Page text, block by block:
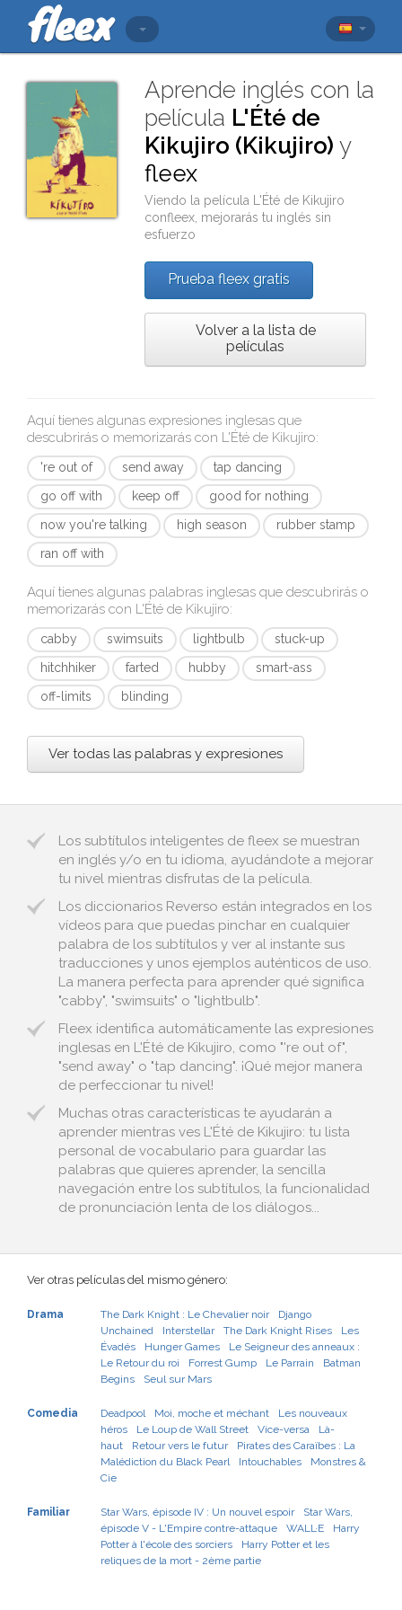
Aprende inglés con la
película L'Été de
Kikujiro (Kikujiro) y
fleex
Viendo la película
L'Été de Kikujiro
confleex , mejorarás tu inglés sin
esfuerzo
Prueba fleex gratis
Volver a la lista de
películas
Aquí tienes algunas expresiones inglesas que
descubrirás o memorizarás con L'Été de Kikujiro:
're out of send away
tap dancing
go off with
keep off
good for nothing
now you're talking
high season
rubber stamp
ran off with
Aquí tienes algunas palabras inglesas que descubrirás o
memorizarás con L'Été de Kikujiro:
cabby swimsuits lightbulb
stuck-up
hitchhiker
farted hubby
smart-ass
off-limits
blinding
Ver todas las palabras y expresiones
Los subtítulos inteligentes de fleex se muestran
en inglés y/o en tu idioma, ayudándote a mejorar
tu nivel mientras disfrutas de la película.
Los diccionarios Reverso están integrados en los
vídeos para que puedas pinchar en cualquier
palabra de los subtítulos y ver al instante sus
traducciones y unos ejemplos auténticos de uso.
La manera perfecta para aprender qué significa
"cabby", "swimsuits" o "lightbulb".
Fleex identifica automáticamente las expresiones
inglesas en L'Été de Kikujiro, como "'re out of",
"send away" o "tap dancing". ¡Qué mejor manera
de perfeccionar tu nivel!
Muchas otras características te ayudarán a
aprender mientras ves L'Été de Kikujiro: tu lista
personal de vocabulario para guardar las
palabras que quieres aprender, la sencilla
navegación entre los subtítulos, la funcionalidad
de pronunciación lenta de los diálogos...
Ver otras películas del mismo género:
Drama The Dark Knight : Le Chevalier noir
Django
Unchained
Interstellar The Dark Knight Rises
Les
Évadés
Hunger Games
Le Seigneur des anneaux :
Le Retour du roi
Forrest Gump Le Parrain
Batman
Begins
Seul sur Mars
Comedia Deadpool Moi, moche et méchant
Les nouveaux
héros
Le Loup de Wall Street Vice-versa
Là-
haut
Retour vers le futur
Pirates des Caraïbes : La
Malédiction du Black Pearl
Intouchables
Monstres &
Cie
Familiar Star Wars, épisode IV : Un nouvel espoir
Star Wars,
épisode V - L'Empire contre-attaque
WALL·E
Harry
Potter à l'école des sorciers
Harry Potter et les
reliques de la mort - 2ème partie